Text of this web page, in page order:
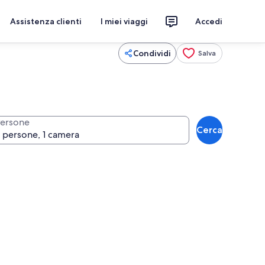
Assistenza clienti I miei viaggi Accedi
Condividi Salva
Cerca